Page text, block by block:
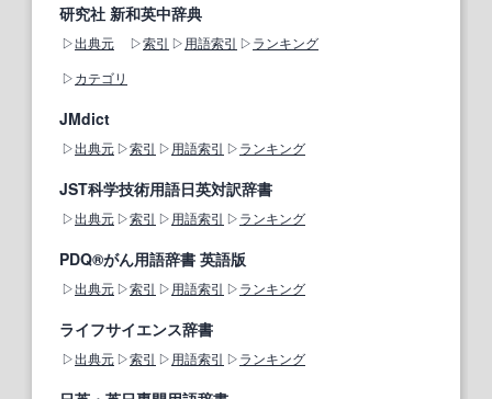
研究社 新和英中辞典
出典元 索引 用語索引
ランキング
カテゴリ
JMdict
出典元 索引 用語索引 ランキング
JST科学技術用語日英対訳辞書
出典元 索引 用語索引 ランキング
PDQ®がん用語辞書 英語版
出典元 索引 用語索引 ランキング
ライフサイエンス辞書
出典元 索引 用語索引 ランキング